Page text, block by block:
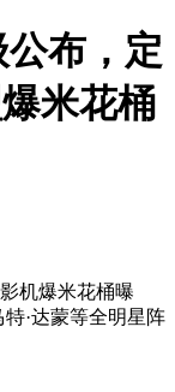
公布，定
米花桶
机爆米花桶曝
·达蒙等全明星阵